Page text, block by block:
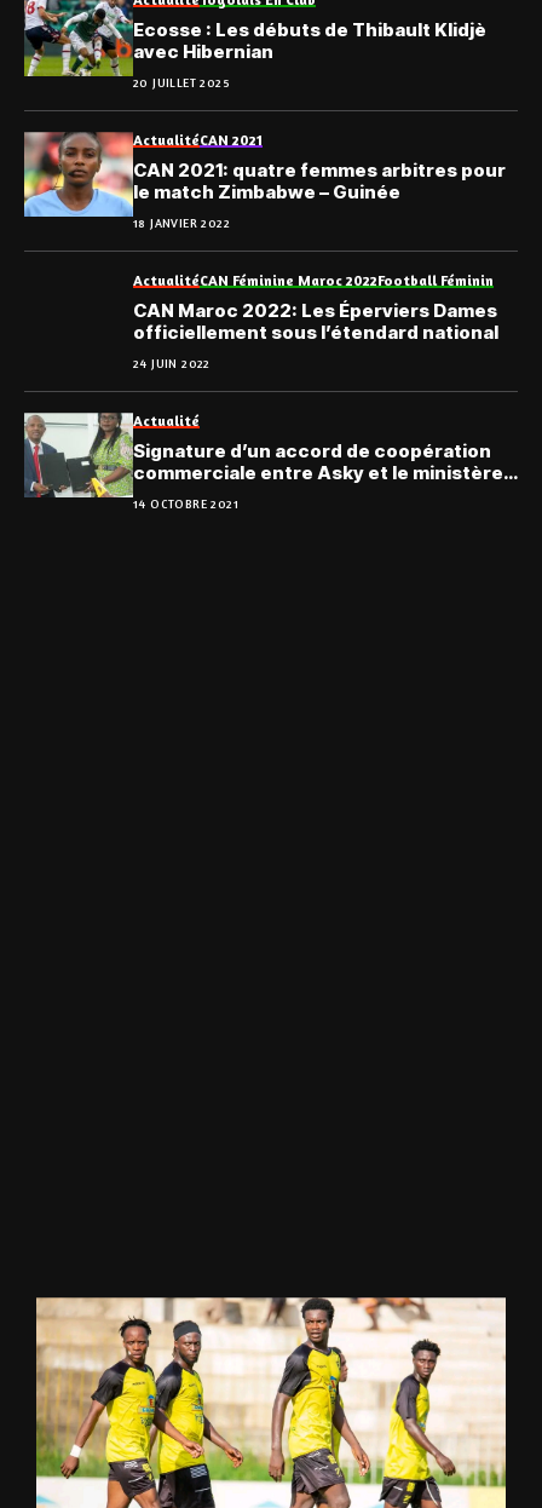
Ecosse : Les débuts de Thibault Klidjè
avec Hibernian
20 JUILLET 2025
ActualitéCAN 2021
CAN 2021: quatre femmes arbitres pour
le match Zimbabwe – Guinée
18 JANVIER 2022
ActualitéCAN Féminine Maroc 2022Football Féminin
CAN Maroc 2022: Les Éperviers Dames
officiellement sous l’étendard national
24 JUIN 2022
Actualité
Signature d’un accord de coopération
commerciale entre Asky et le ministère
des Sports
14 OCTOBRE 2021